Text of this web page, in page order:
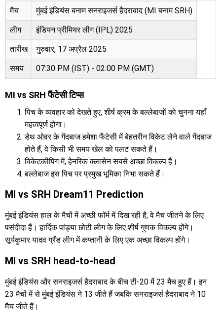
मैच मुंबई इंडियंस बनाम सनराइजर्स हैदराबाद (MI बनाम SRH)
लीग इंडियन प्रीमियर लीग (IPL) 2025
तारीख गुरुवार, 17 अप्रैल 2025
समय 07:30 PM (IST) - 02:00 PM (GMT)
MI vs SRH फैंटेसी टिप्स
पिच के व्यवहार को देखते हुए, शीर्ष क्रम के बल्लेबाजों को चुनना यहाँ
महत्वपूर्ण होगा।
डेथ ओवर के गेंदबाज हमेशा फैंटेसी में बेहतरीन विकेट लेने वाले गेंदबाज
होते हैं, वे किसी भी समय खेल को पलट सकते हैं।
विकेटकीपिंग में, हेनरिक क्लासेन सबसे अच्छा विकल्प हैं।
बल्लेबाज इस पिच पर प्रमुख भूमिका निभा सकते हैं।
MI vs SRH Dream11 Prediction
मुंबई इंडियंस हाल के मैचों में अच्छी फॉर्म में दिख रही है, वे मैच जीतने के लिए
पसंदीदा हैं। हार्दिक पांड्या छोटी लीग के लिए शीर्ष गुणक विकल्प होंगे।
सूर्यकुमार यादव ग्रैंड लीग में कप्तानी के लिए एक अच्छा विकल्प होंगे।
MI vs SRH head-to-head
मुंबई इंडियंस और सनराइजर्स हैदराबाद के बीच टी-20 में 23 मैच हुए हैं। इन
23 मैचों में से मुंबई इंडियंस ने 13 जीते हैं जबकि सनराइजर्स हैदराबाद ने 10
मैच जीते हैं।